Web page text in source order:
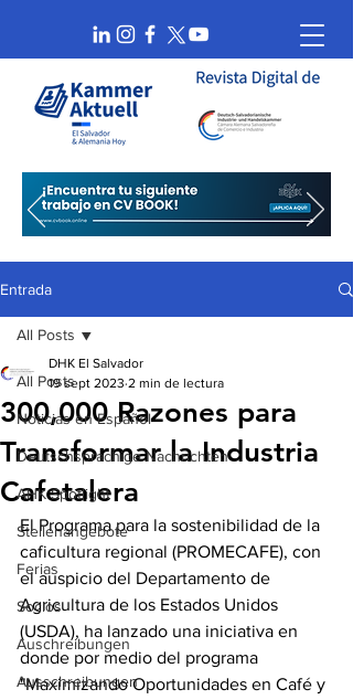
Entrada
All Posts
Noticias en Español
Deutschsprachige Nachrichten
AHK Spotlight
Stellenangebote
Ferias
Socios
Auschreibungen
Ausschreibungen
All Posts
300,000 Razones para
Transformar la Industria
Cafetalera
DHK El Salvador
19 sept 2023 2 min de lectura
El Programa para la sostenibilidad de la
caficultura regional (PROMECAFE), con
el auspicio del Departamento de
Agricultura de los Estados Unidos
(USDA), ha lanzado una iniciativa en
donde por medio del programa
"Maximizando Oportunidades en Café y